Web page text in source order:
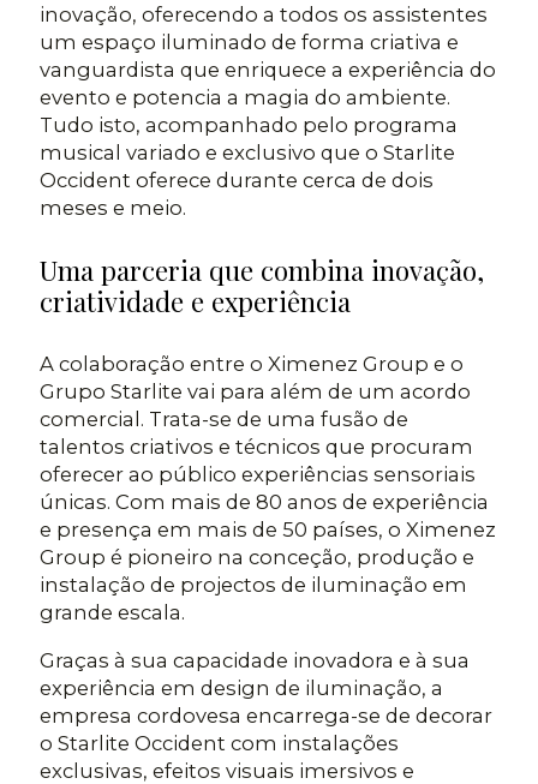
inovação, oferecendo a todos os assistentes
um espaço iluminado de forma criativa e
vanguardista que enriquece a experiência do
evento e potencia a magia do ambiente.
Tudo isto, acompanhado pelo programa
musical variado e exclusivo que o Starlite
Occident oferece durante cerca de dois
meses e meio.
Uma parceria que combina inovação,
criatividade e experiência
A colaboração entre o Ximenez Group e o
Grupo Starlite vai para além de um acordo
comercial. Trata-se de uma fusão de
talentos criativos e técnicos que procuram
oferecer ao público experiências sensoriais
únicas. Com mais de 80 anos de experiência
e presença em mais de 50 países, o Ximenez
Group é pioneiro na conceção, produção e
instalação de projectos de iluminação em
grande escala.
Graças à sua capacidade inovadora e à sua
experiência em design de iluminação, a
empresa cordovesa encarrega-se de decorar
o Starlite Occident com instalações
exclusivas, efeitos visuais imersivos e